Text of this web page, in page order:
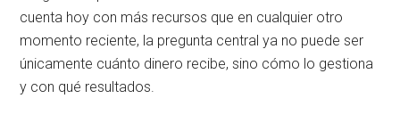
cuenta hoy con más recursos que en cualquier otro
momento reciente, la pregunta central ya no puede ser
únicamente cuánto dinero recibe, sino cómo lo gestiona
y con qué resultados.